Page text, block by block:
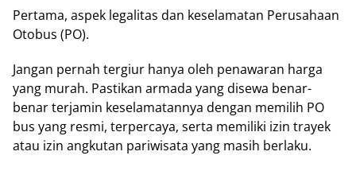
Pertama, aspek legalitas dan keselamatan Perusahaan
Otobus (PO).
Jangan pernah tergiur hanya oleh penawaran harga
yang murah. Pastikan armada yang disewa benar-
benar terjamin keselamatannya dengan memilih PO
bus yang resmi, terpercaya, serta memiliki izin trayek
atau izin angkutan pariwisata yang masih berlaku.